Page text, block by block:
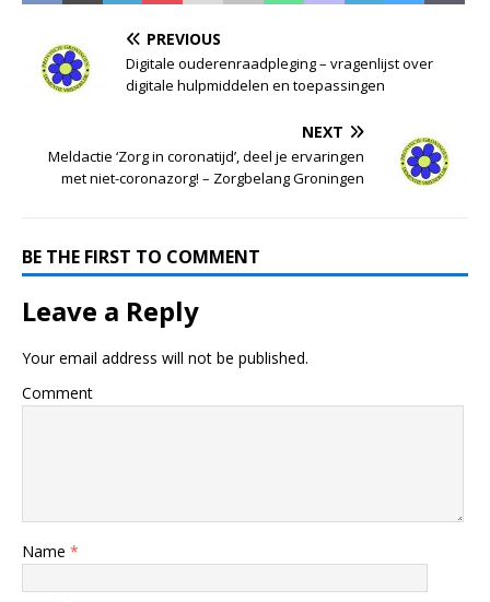
PREVIOUS
Digitale ouderenraadpleging – vragenlijst over
digitale hulpmiddelen en toepassingen
NEXT
Meldactie ‘Zorg in coronatijd’, deel je ervaringen
met niet-coronazorg! – Zorgbelang Groningen
BE THE FIRST TO COMMENT
Leave a Reply
Your email address will not be published.
Comment
Name *